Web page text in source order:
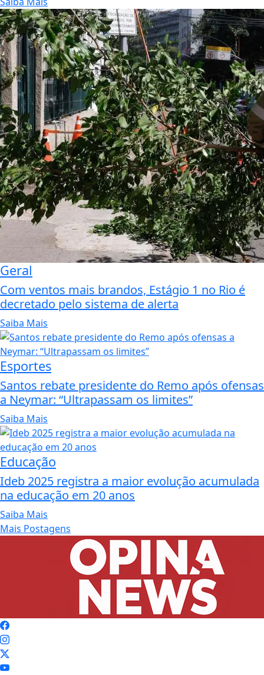
Geral
Com ventos mais brandos, Estágio 1 no Rio é
decretado pelo sistema de alerta
Saiba Mais
Esportes
Santos rebate presidente do Remo após ofensas
a Neymar: “Ultrapassam os limites”
Saiba Mais
Educação
Ideb 2025 registra a maior evolução acumulada
na educação em 20 anos
Saiba Mais
Mais Postagens